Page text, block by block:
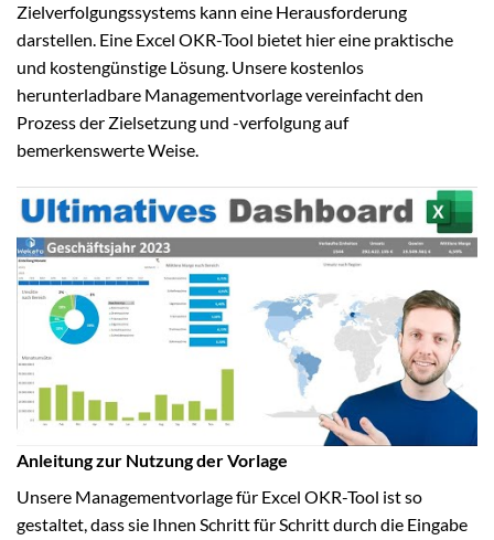
Zielverfolgungssystems kann eine Herausforderung
darstellen. Eine Excel OKR-Tool bietet hier eine praktische
und kostengünstige Lösung. Unsere kostenlos
herunterladbare Managementvorlage vereinfacht den
Prozess der Zielsetzung und -verfolgung auf
bemerkenswerte Weise.
Anleitung zur Nutzung der Vorlage
Unsere Managementvorlage für Excel OKR-Tool ist so
gestaltet, dass sie Ihnen Schritt für Schritt durch die Eingabe